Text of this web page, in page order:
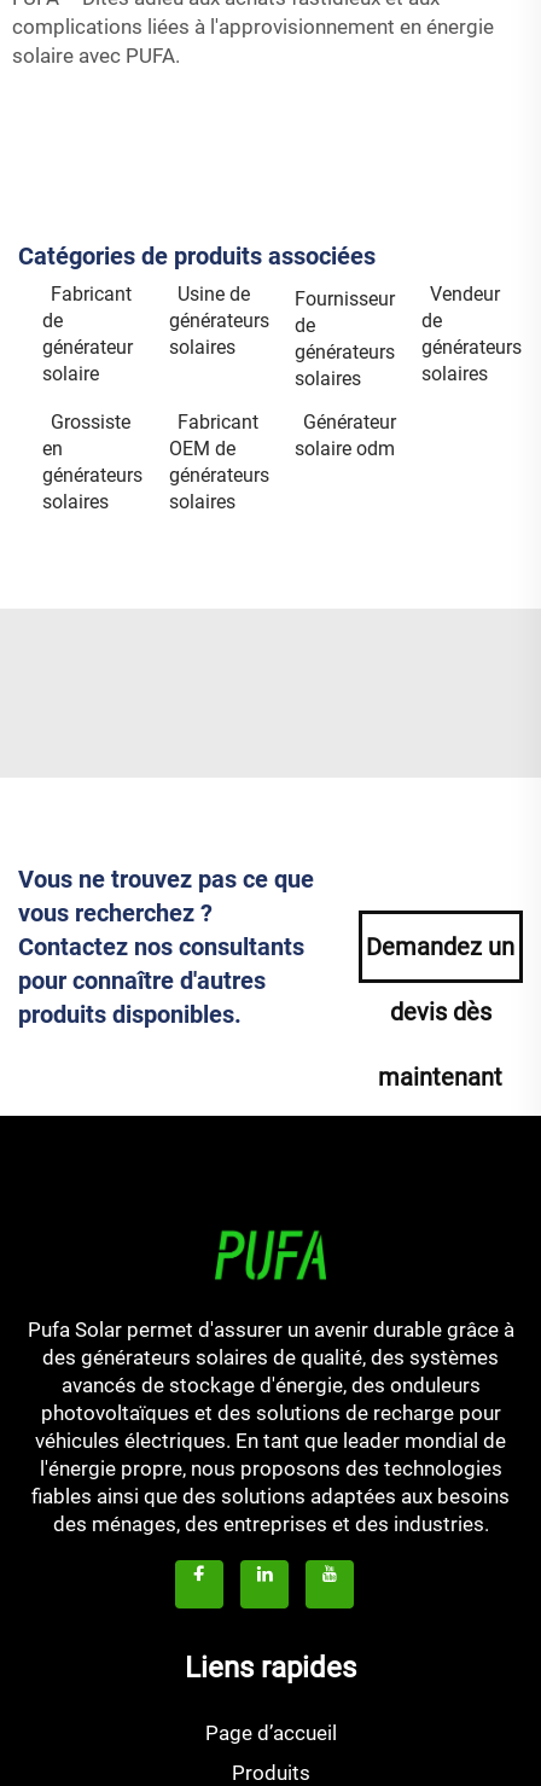
complications liées à l'approvisionnement en énergie
solaire avec PUFA.
Catégories de produits associées
Fabricant
de
générateur
solaire
Usine de
générateurs
solaires
Fournisseur
de
générateurs
solaires
Vendeur
de
générateurs
solaires
Grossiste
en
générateurs
solaires
Fabricant
OEM de
générateurs
solaires
Générateur
solaire odm
Vous ne trouvez pas ce que
vous recherchez ?
Contactez nos consultants
pour connaître d'autres
produits disponibles.
Demandez un
devis dès
maintenant
Pufa Solar permet d'assurer un avenir durable grâce à
des générateurs solaires de qualité, des systèmes
avancés de stockage d'énergie, des onduleurs
photovoltaïques et des solutions de recharge pour
véhicules électriques. En tant que leader mondial de
l'énergie propre, nous proposons des technologies
fiables ainsi que des solutions adaptées aux besoins
des ménages, des entreprises et des industries.
Liens rapides
Page d’accueil
Produits